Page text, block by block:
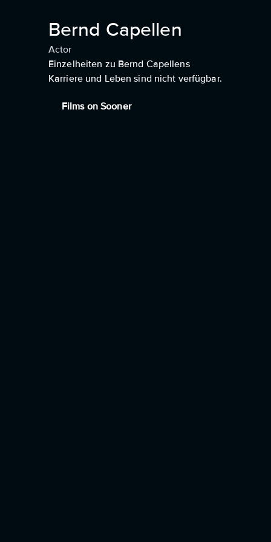
Bernd Capellen
Actor
Einzelheiten zu Bernd Capellens
Karriere und Leben sind nicht verfügbar.
Films on Sooner